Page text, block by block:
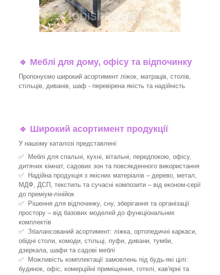
🔹 Меблі для дому, офісу та відпочинку
Пропонуємо широкий асортимент ліжок, матраців, столів,
стільців, диванів, шаф - перевірена якість та надійність
🔹 Широкий асортимент продукції
У нашому каталозі представлені:
✅ Меблі для спальні, кухні, вітальні, передпокою, офісу,
дитячих кімнат, садових зон та повсякденного використання
✅ Надійна продукція з якісних матеріалів – дерево, метал,
МДФ, ДСП, текстиль та сучасні композити – від економ-серії
до преміум-лінійок
✅ Рішення для відпочинку, сну, зберігання та організації
простору – від базових моделей до функціональних
комплектів
✅ Збалансований асортимент: ліжка, ортопедичні каркаси,
обідні столи, комоди, стільці, пуфи, дивани, тумби,
дзеркала, шафи та садові меблі
✅ Можливість комплектації замовлень під будь-які цілі:
будинок, офіс, комерційні приміщення, готелі, кав'ярні та